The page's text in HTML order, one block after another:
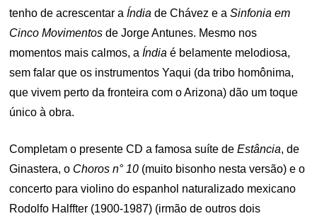
tenho de acrescentar aÍndiade Chávez e aSinfonia em
Cinco Movimentosde Jorge Antunes. Mesmo nos
momentos mais calmos, aÍndiaé belamente melodiosa,
sem falar que os instrumentos Yaqui (da tribo homônima,
que vivem perto da fronteira com o Arizona) dão um toque
único à obra.
Completam o presente CD a famosa suíte deEstância, de
Ginastera, o Choros n° 10 (muito bisonho nesta versão) e o
concerto para violino do espanhol naturalizado mexicano
Rodolfo Halffter (1900-1987) (irmão de outros dois